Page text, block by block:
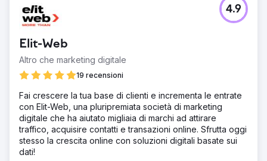
Elit-Web
Altro che marketing digitale
19 recensioni
4.9
Fai crescere la tua base di clienti e incrementa le entrate
con Elit-Web, una pluripremiata società di marketing
digitale che ha aiutato migliaia di marchi ad attirare
traffico, acquisire contatti e transazioni online. Sfrutta oggi
stesso la crescita online con soluzioni digitali basate sui
dati!